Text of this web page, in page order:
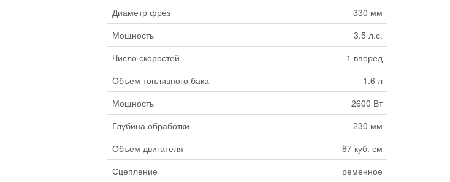
Диаметр фрез
330 мм
Мощность
3.5 л.с.
Число скоростей
1 вперед
Объем топливного бака
1.6 л
Мощность
2600 Вт
Глубина обработки
230 мм
Объем двигателя
87 куб. см
Сцепление
ременное